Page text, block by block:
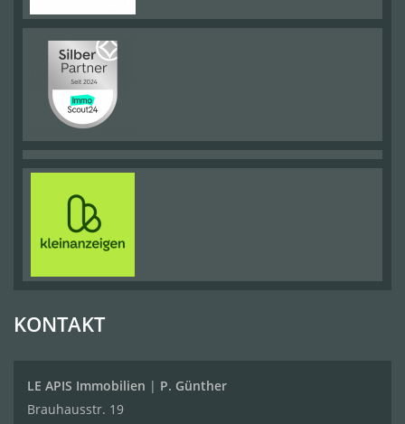
KONTAKT
LE APIS Immobilien | P. Günther
Brauhausstr. 19